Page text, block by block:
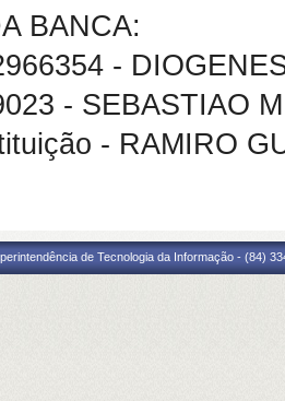
BANCA:
-
- SEBASTIAO
- RAMIRO
de Tecnologia da Informação - (84)